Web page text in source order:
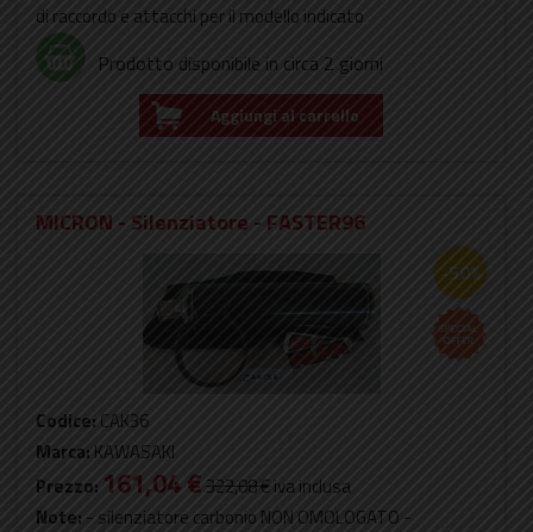
di raccordo e attacchi per il modello indicato
Prodotto disponibile in circa 2 giorni
Aggiungi al carrello
MICRON - Silenziatore - FASTER96
-50%
Codice: CAK36
Marca: KAWASAKI
Prezzo: 161,04 €322,08 €iva inclusa
Note: - silenziatore carbonio NON OMOLOGATO -